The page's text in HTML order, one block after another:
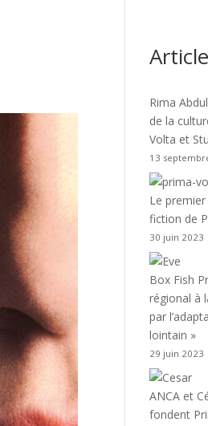
Rima
de la
Volta et
13
Le
fiction de
30 juin 2023
Box Fish
régional à
par
lointain »
29 juin 2023
ANCA et
fondent